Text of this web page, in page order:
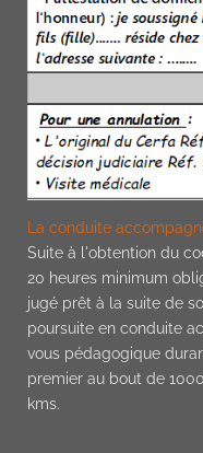
La conduite
Suite à l'obtention du
20 heures minimum
jugé prêt à la suite de
poursuite en conduite
vous pédagogique
premier au bout de
kms.